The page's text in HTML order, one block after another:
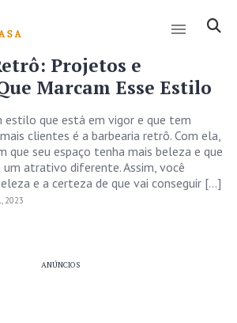
Projetos e
Marcam Esse Estilo
estilo que está em vigor e que tem
clientes é a barbearia retrô. Com ela,
que seu espaço tenha mais beleza e que
atrativo diferente. Assim, você
e a certeza de que vai conseguir […]
2023
ANÚNCIOS